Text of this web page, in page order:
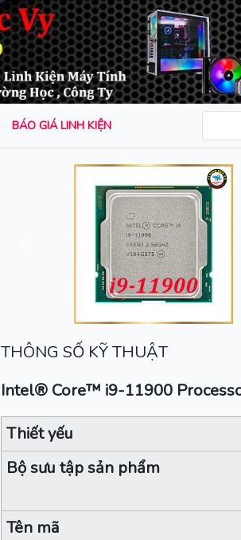
BÁO GIÁ LINH KIỆN
THÔNG SỐ KỸ THUẬT
Intel® Core™ i9-11900
Thiết yếu
Bộ sưu tập sản phẩm
Tên mã